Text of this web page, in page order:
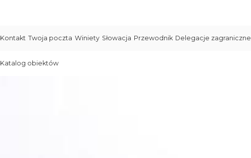
Kontakt Twoja poczta Winiety Słowacja Przewodnik Delegacje zagraniczne
Katalog obiektów